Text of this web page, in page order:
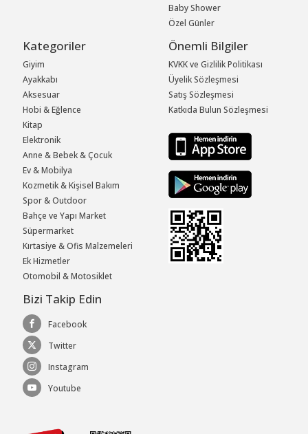
Baby Shower
Özel Günler
Kategoriler
Giyim
Ayakkabı
Aksesuar
Hobi & Eğlence
Kitap
Elektronik
Anne & Bebek & Çocuk
Ev & Mobilya
Kozmetik & Kişisel Bakım
Spor & Outdoor
Bahçe ve Yapı Market
Süpermarket
Kırtasiye & Ofis Malzemeleri
Ek Hizmetler
Otomobil & Motosiklet
Önemli Bilgiler
KVKK ve Gizlilik Politikası
Üyelik Sözleşmesi
Satış Sözleşmesi
Katkıda Bulun Sözleşmesi
Bizi Takip Edin
Facebook
Twitter
Instagram
Youtube